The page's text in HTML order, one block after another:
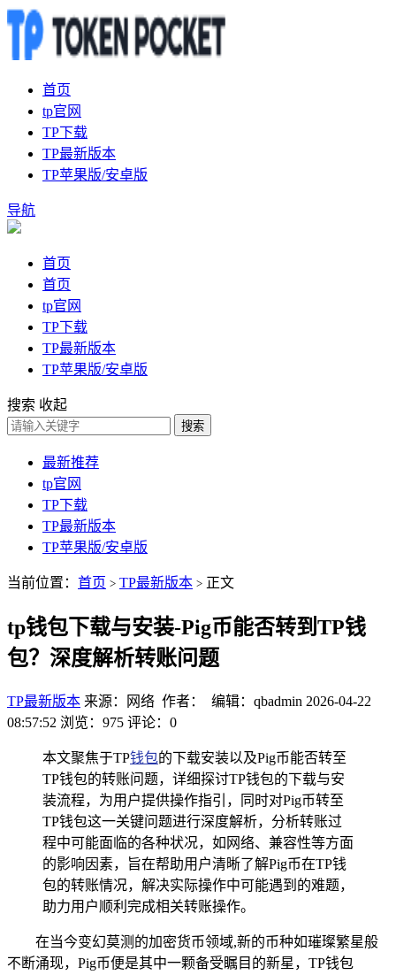
首页
tp官网
TP下载
TP最新版本
TP苹果版/安卓版
导航
首页
首页
tp官网
TP下载
TP最新版本
TP苹果版/安卓版
搜索 收起
搜索
最新推荐
tp官网
TP下载
TP最新版本
TP苹果版/安卓版
当前位置： 首页 > TP最新版本 > 正文
tp钱包下载与安装-Pig币能否转到TP钱
包？深度解析转账问题
TP最新版本 来源：网络 作者： 编辑：qbadmin 2026-04-22
08:57:52 浏览：975 评论：0
本文聚焦于TP钱包的下载安装以及Pig币能否转至
TP钱包的转账问题，详细探讨TP钱包的下载与安
装流程，为用户提供操作指引，同时对Pig币转至
TP钱包这一关键问题进行深度解析，分析转账过
程中可能面临的各种状况，如网络、兼容性等方面
的影响因素，旨在帮助用户清晰了解Pig币在TP钱
包的转账情况，解决实际操作中可能遇到的难题，
助力用户顺利完成相关转账操作。
在当今变幻莫测的加密货币领域,新的币种如璀璨繁星般
不断涌现，Pig币便是其中一颗备受瞩目的新星，TP钱包